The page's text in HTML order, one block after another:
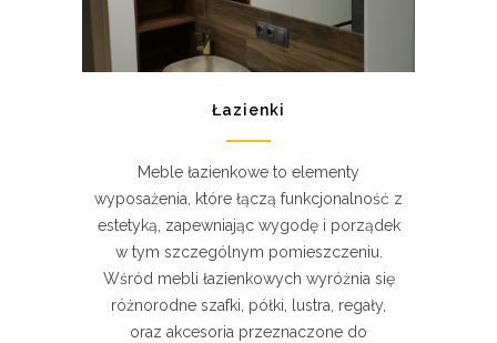
Łazienki
Meble łazienkowe to elementy
wyposażenia, które łączą funkcjonalność z
estetyką, zapewniając wygodę i porządek
w tym szczególnym pomieszczeniu.
Wśród mebli łazienkowych wyróżnia się
różnorodne szafki, półki, lustra, regały,
oraz akcesoria przeznaczone do